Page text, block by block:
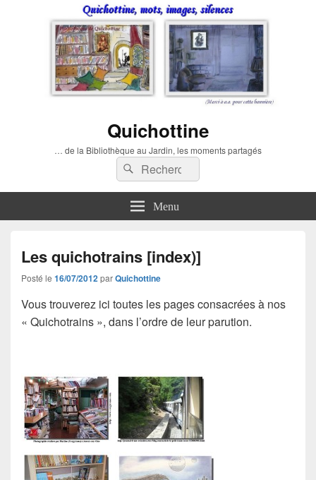
Quichottine
… de la Bibliothèque au Jardin, les moments partagés
Recherche :
Rechercher
Menu
Les quichotrains [index)]
Posté le 16/07/2012 parQuichottine
Vous trouverez ici toutes les pages consacrées à nos
« Quichotrains », dans l’ordre de leur parution.